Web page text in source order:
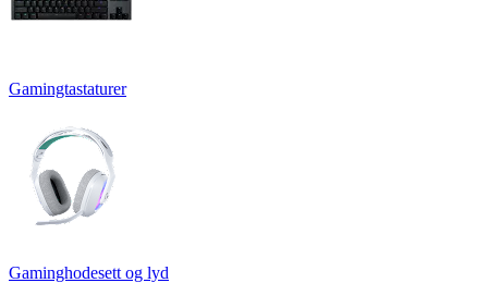
Gamingtastaturer
Gaminghodesett og lyd